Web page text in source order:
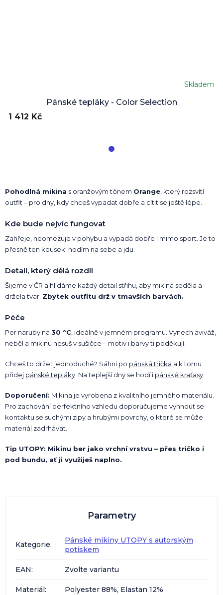
Pánské tepláky - Color Selection
Skladem
1 412 Kč
Pohodlná mikina s oranžovým tónem Orange, který rozsvítí
outfit – pro dny, kdy chceš vypadat dobře a cítit se ještě lépe.
Kde bude nejvíc fungovat
Zahřeje, neomezuje v pohybu a vypadá dobře i mimo sport. Je to
přesně ten kousek: hodím na sebe a jdu.
Detail, který dělá rozdíl
Šijeme v ČR a hlídáme každý detail střihu, aby mikina seděla a
držela tvar. Zbytek outfitu drž v tmavších barvách.
Péče
Per naruby na 30 °C, ideálně v jemném programu. Vynech aviváž,
neběl a mikinu nesuš v sušičce – motiv i barvy ti poděkují.
Chceš to držet jednoduché? Sáhni po pánská trička a k tomu
přidej pánské tepláky. Na teplejší dny se hodí i pánské kraťasy.
Doporučení: Mikina je vyrobena z kvalitního jemného materiálu.
Pro zachování perfektního vzhledu doporučujeme vyhnout se
kontaktu se suchými zipy a hrubými povrchy, o které se může
materiál zadrhávat.
Tip UTOPY: Mikinu ber jako vrchní vrstvu – přes tričko i
pod bundu, ať ji využiješ naplno.
Parametry
Kategorie:
Pánské mikiny UTOPY s autorským
potiskem
EAN: Zvolte variantu
Materiál: Polyester 88%, Elastan 12%